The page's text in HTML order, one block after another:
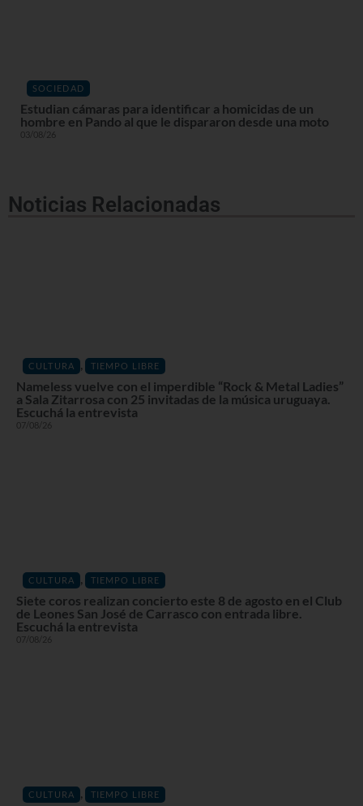
SOCIEDAD
Estudian cámaras para identificar a homicidas de un
hombre en Pando al que le dispararon desde una moto
03/08/26
Noticias Relacionadas
CULTURA , TIEMPO LIBRE
Nameless vuelve con el imperdible “Rock & Metal Ladies”
a Sala Zitarrosa con 25 invitadas de la música uruguaya.
Escuchá la entrevista
07/08/26
CULTURA , TIEMPO LIBRE
Siete coros realizan concierto este 8 de agosto en el Club
de Leones San José de Carrasco con entrada libre.
Escuchá la entrevista
07/08/26
CULTURA , TIEMPO LIBRE